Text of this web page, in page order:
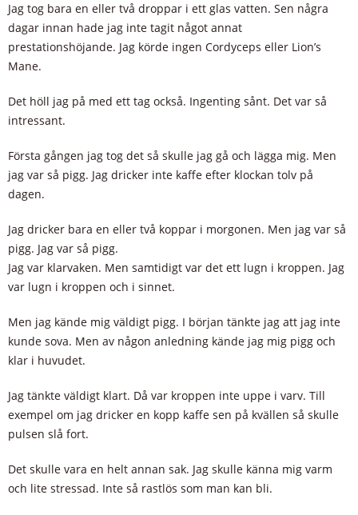
Jag tog bara en eller två droppar i ett glas vatten. Sen några
dagar innan hade jag inte tagit något annat
prestationshöjande. Jag körde ingen Cordyceps eller Lion’s
Mane.
Det höll jag på med ett tag också. Ingenting sånt. Det var så
intressant.
Första gången jag tog det så skulle jag gå och lägga mig. Men
jag var så pigg. Jag dricker inte kaffe efter klockan tolv på
dagen.
Jag dricker bara en eller två koppar i morgonen. Men jag var så
pigg. Jag var så pigg.
Jag var klarvaken. Men samtidigt var det ett lugn i kroppen. Jag
var lugn i kroppen och i sinnet.
Men jag kände mig väldigt pigg. I början tänkte jag att jag inte
kunde sova. Men av någon anledning kände jag mig pigg och
klar i huvudet.
Jag tänkte väldigt klart. Då var kroppen inte uppe i varv. Till
exempel om jag dricker en kopp kaffe sen på kvällen så skulle
pulsen slå fort.
Det skulle vara en helt annan sak. Jag skulle känna mig varm
och lite stressad. Inte så rastlös som man kan bli.